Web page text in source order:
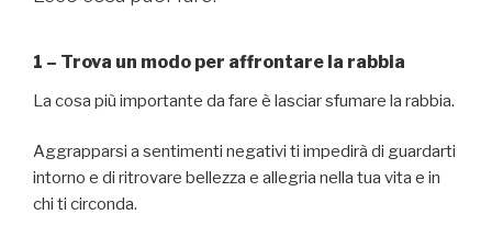
1 – Trova un modo per affrontare la rabbia
La cosa più importante da fare è lasciar sfumare la rabbia.
Aggrapparsi a sentimenti negativi ti impedirà di guardarti
intorno e di ritrovare bellezza e allegria nella tua vita e in
chi ti circonda.